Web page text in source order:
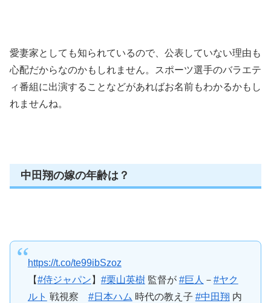
愛妻家としても知られているので、公表していない理由も
心配だからなのかもしれません。スポーツ選手のバラエテ
ィ番組に出演することなどがあればお名前もわかるかもし
れませんね。
中田翔の嫁の年齢は？
https://t.co/te99ibSzoz
【#侍ジャパン 】 #栗山英樹監督が #巨人 － #ヤク
ルト 戦視察 #日本ハム 時代の教え子 #中田翔 内